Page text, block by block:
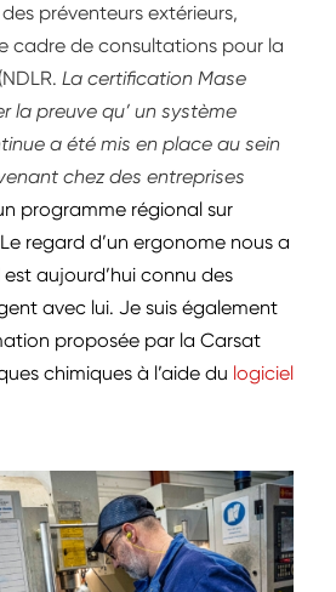
préventeurs extérieurs,
cadre de consultations pour la
La certification Mase
la preuve qu’ un système
a été mis en place au sein
chez des entreprises
programme régional sur
regard d’un ergonome nous a
aujourd’hui connu des
avec lui. Je suis également
proposée par la Carsat
chimiques à l’aide du logiciel